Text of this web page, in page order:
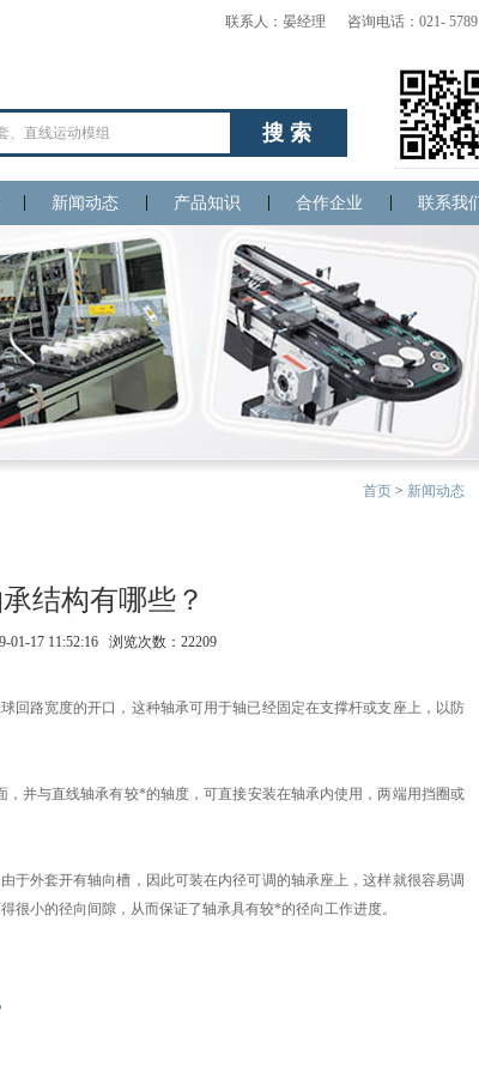
联系人：晏经理 咨询电话：021- 5789
搜索
新闻动态 产品知识 合作企业 联系我
首页 > 新闻动态
结构有哪些？
01-17 11:52:16 浏览次数：22209
回路宽度的开口，这种轴承可用于轴已经固定在支撑杆或支座上，以防
并与直线轴承有较*的轴度，可直接安装在轴承内使用，两端用挡圈或
外套开有轴向槽，因此可装在内径可调的轴承座上，这样就很容易调
很小的径向间隙，从而保证了轴承具有较*的径向工作进度。